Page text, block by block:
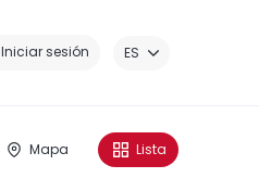
Iniciar sesión ES
Mapa Lista